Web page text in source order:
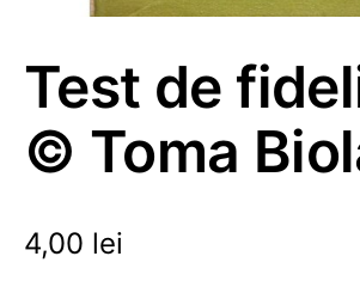
Test de
© Toma
4,00 lei